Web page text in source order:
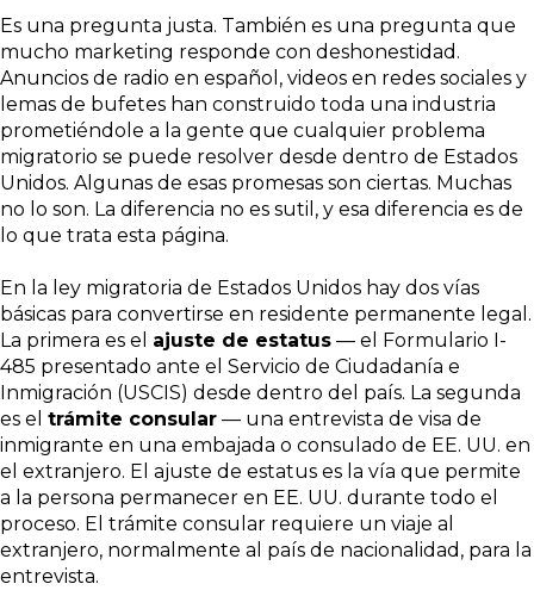
Es una pregunta justa. También es una pregunta que
mucho marketing responde con deshonestidad.
Anuncios de radio en español, videos en redes sociales y
lemas de bufetes han construido toda una industria
prometiéndole a la gente que cualquier problema
migratorio se puede resolver desde dentro de Estados
Unidos. Algunas de esas promesas son ciertas. Muchas
no lo son. La diferencia no es sutil, y esa diferencia es de
lo que trata esta página.
En la ley migratoria de Estados Unidos hay dos vías
básicas para convertirse en residente permanente legal.
La primera es el ajuste de estatus — el Formulario I-
485 presentado ante el Servicio de Ciudadanía e
Inmigración (USCIS) desde dentro del país. La segunda
es el trámite consular — una entrevista de visa de
inmigrante en una embajada o consulado de EE. UU. en
el extranjero. El ajuste de estatus es la vía que permite
a la persona permanecer en EE. UU. durante todo el
proceso. El trámite consular requiere un viaje al
extranjero, normalmente al país de nacionalidad, para la
entrevista.